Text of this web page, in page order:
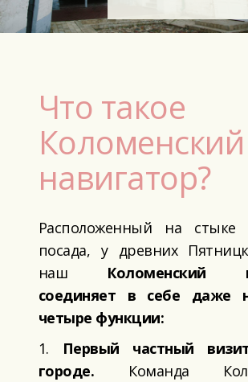
Что такое
Коломенский
навигатор?
Расположенный на
посада, у древних
наш Коломенский
соединяет в себе даже
четыре функции:
1.
Первый частный
городе. Команда